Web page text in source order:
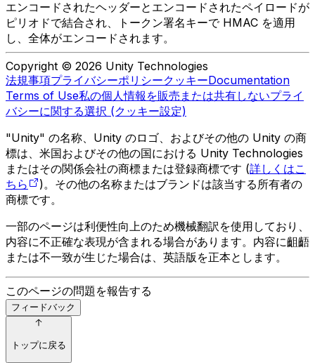
エンコードされたヘッダーとエンコードされたペイロードが
ピリオドで結合され、トークン署名キーで HMAC を適用
し、全体がエンコードされます。
Copyright © 2026 Unity Technologies
法規事項プライバシーポリシークッキーDocumentation
Terms of Use私の個人情報を販売または共有しないプライ
バシーに関する選択 (クッキー設定)
"Unity" の名称、Unity のロゴ、およびその他の Unity の商
標は、米国およびその他の国における Unity Technologies
またはその関係会社の商標または登録商標です (詳しくはこ
ちら
)。その他の名称またはブランドは該当する所有者の
商標です。
一部のページは利便性向上のため機械翻訳を使用しており、
内容に不正確な表現が含まれる場合があります。内容に齟齬
または不一致が生じた場合は、英語版を正本とします。
このページの問題を報告する
フィードバック
トップに戻る